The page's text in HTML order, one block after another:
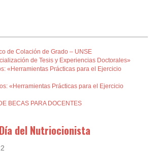
de Colación de Grado – UNSE
de Tesis y Experiencias Doctorales»
«Herramientas Prácticas para el Ejercicio
«Herramientas Prácticas para el Ejercicio
BECAS PARA DOCENTES
del Nutriocionista